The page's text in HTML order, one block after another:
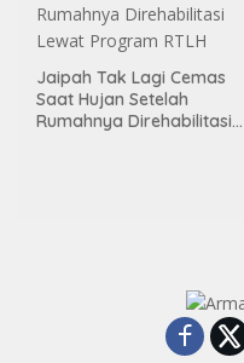
Jaipah Tak Lagi Cemas
Saat Hujan Setelah
Rumahnya Direhabilitasi